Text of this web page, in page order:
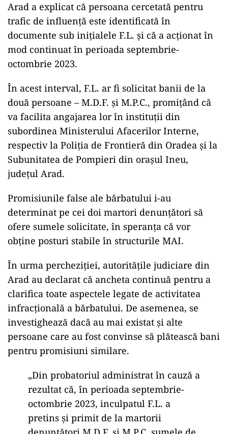
Arad a explicat că persoana cercetată pentru
trafic de influență este identificată în
documente sub inițialele F.L. și că a acționat în
mod continuat în perioada septembrie-
octombrie 2023.
În acest interval, F.L. ar fi solicitat banii de la
două persoane – M.D.F. și M.P.C., promițând că
va facilita angajarea lor în instituții din
subordinea Ministerului Afacerilor Interne,
respectiv la Poliția de Frontieră din Oradea și la
Subunitatea de Pompieri din orașul Ineu,
județul Arad.
Promisiunile false ale bărbatului i-au
determinat pe cei doi martori denunțători să
ofere sumele solicitate, în speranța că vor
obține posturi stabile în structurile MAI.
În urma percheziției, autoritățile judiciare din
Arad au declarat că ancheta continuă pentru a
clarifica toate aspectele legate de activitatea
infracțională a bărbatului. De asemenea, se
investighează dacă au mai existat și alte
persoane care au fost convinse să plătească bani
pentru promisiuni similare.
„Din probatoriul administrat în cauză a
rezultat că, în perioada septembrie-
octombrie 2023, inculpatul F.L. a
pretins şi primit de la martorii